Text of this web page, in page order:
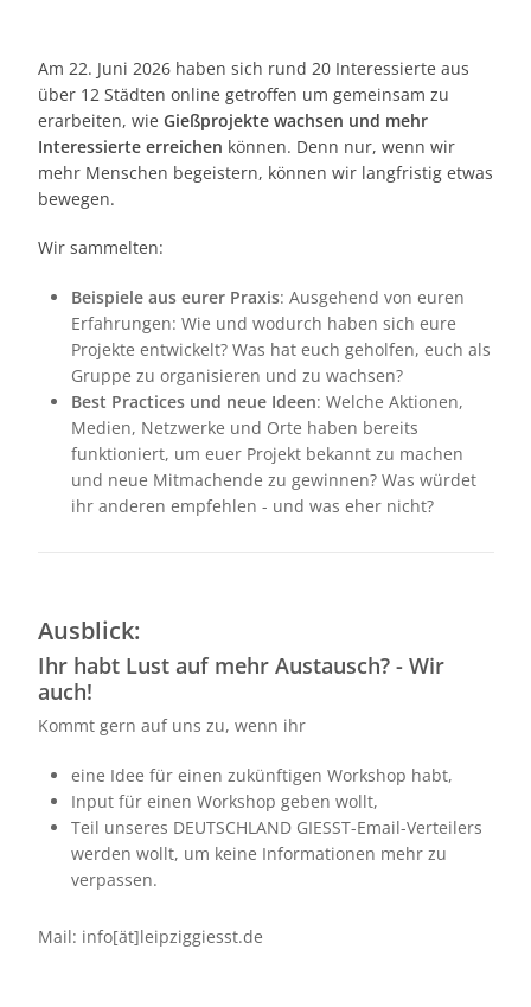
Am 22. Juni 2026 haben sich rund 20 Interessierte aus
über 12 Städten online getroffen um gemeinsam zu
erarbeiten, wie Gießprojekte wachsen und mehr
Interessierte erreichen können. Denn nur, wenn wir
mehr Menschen begeistern, können wir langfristig etwas
bewegen.
Wir sammelten:
Beispiele aus eurer Praxis: Ausgehend von euren
Erfahrungen: Wie und wodurch haben sich eure
Projekte entwickelt? Was hat euch geholfen, euch als
Gruppe zu organisieren und zu wachsen?
Best Practices und neue Ideen: Welche Aktionen,
Medien, Netzwerke und Orte haben bereits
funktioniert, um euer Projekt bekannt zu machen
und neue Mitmachende zu gewinnen? Was würdet
ihr anderen empfehlen - und was eher nicht?
Ausblick:
Ihr habt Lust auf mehr Austausch? - Wir
auch!
Kommt gern auf uns zu, wenn ihr
eine Idee für einen zukünftigen Workshop habt,
Input für einen Workshop geben wollt,
Teil unseres DEUTSCHLAND GIESST-Email-Verteilers
werden wollt, um keine Informationen mehr zu
verpassen.
Mail: info[ät]leipziggiesst.de